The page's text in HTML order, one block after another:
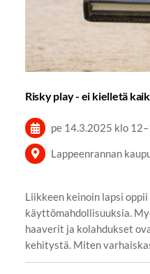
Risky play - ei kielletä
pe 14.3.2025 klo 12–
Lappeenrannan
Liikkeen keinoin lapsi
käyttömahdollisuuksia.
haaverit ja kolahdukset
kehitystä. Miten